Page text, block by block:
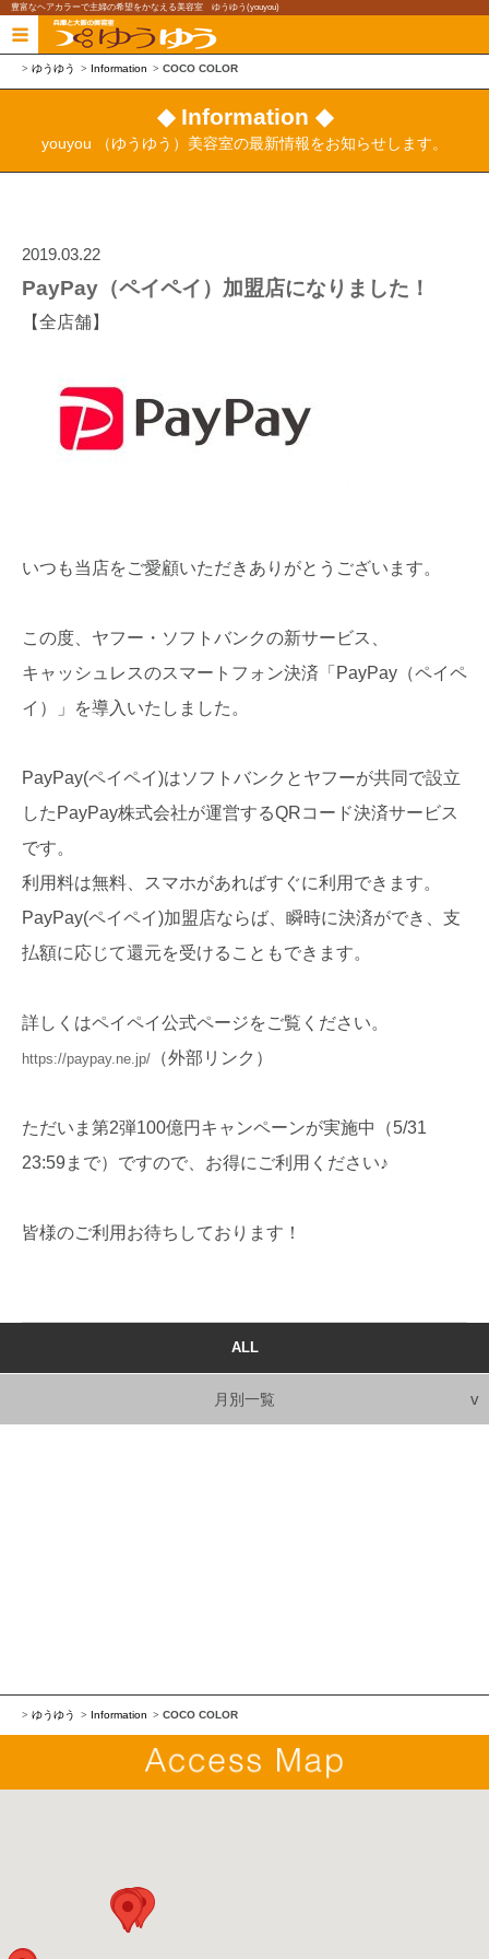
豊富なヘアカラーで主婦の希望をかなえる美容室 ゆうゆう(youyou)
ゆうゆう Information COCO COLOR
◆ Information ◆
youyou （ゆうゆう）美容室の最新情報をお知らせします。
2019.03.22
PayPay（ペイペイ）加盟店になりました！
【全店舗】
いつも当店をご愛顧いただきありがとうございます。
この度、ヤフー・ソフトバンクの新サービス、
キャッシュレスのスマートフォン決済「PayPay（ペイペ
イ）」を導入いたしました。
PayPay(ペイペイ)はソフトバンクとヤフーが共同で設立
したPayPay株式会社が運営するQRコード決済サービス
です。
利用料は無料、スマホがあればすぐに利用できます。
PayPay(ペイペイ)加盟店ならば、瞬時に決済ができ、支
払額に応じて還元を受けることもできます。
詳しくはペイペイ公式ページをご覧ください。
https://paypay.ne.jp/ （外部リンク）
ただいま第2弾100億円キャンペーンが実施中（5/31
23:59まで）ですので、お得にご利用ください♪
皆様のご利用お待ちしております！
ALL
月別一覧
ゆうゆう Information COCO COLOR